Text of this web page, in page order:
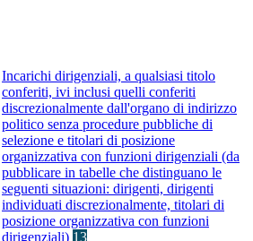
Incarichi dirigenziali, a qualsiasi titolo
conferiti, ivi inclusi quelli conferiti
discrezionalmente dall'organo di indirizzo
politico senza procedure pubbliche di
selezione e titolari di posizione
organizzativa con funzioni dirigenziali (da
pubblicare in tabelle che distinguano le
seguenti situazioni: dirigenti, dirigenti
individuati discrezionalmente, titolari di
posizione organizzativa con funzioni
dirigenziali) 13